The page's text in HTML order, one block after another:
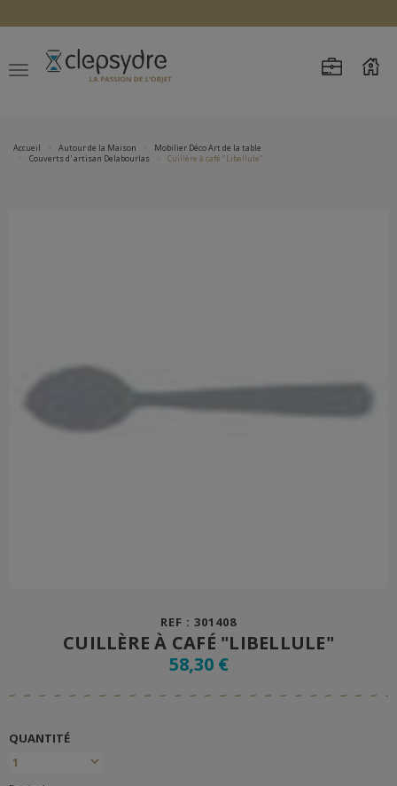
Accueil Autour de la Maison
Mobilier Déco Art de la table
Couverts d' artisan Delabourlas
Cuillère à café "Libellule"
REF : 301408
CUILLÈRE À CAFÉ "LIBELLULE"
58,30 €
QUANTITÉ